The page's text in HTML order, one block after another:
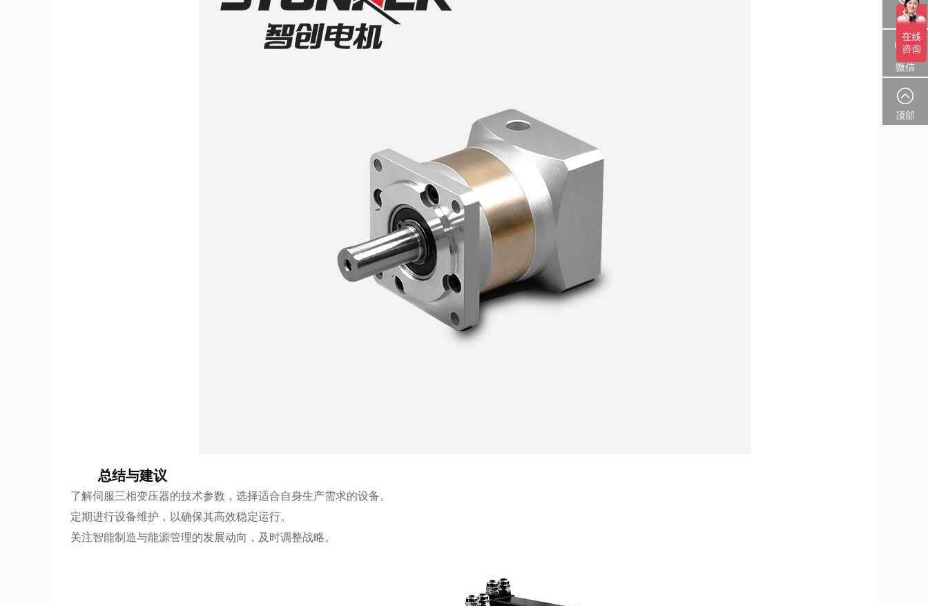
总结与建议
了解伺服三相变压器的技术参数，选择适合自身生产需求的设备。
定期进行设备维护，以确保其高效稳定运行。
关注智能制造与能源管理的发展动向，及时调整战略。
热线
微信
顶部